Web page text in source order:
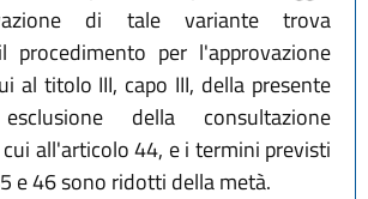
di tale variante trova
procedimento per l'approvazione
al titolo III, capo III, della presente
della consultazione
all'articolo 44, e i termini previsti
e 46 sono ridotti della metà.